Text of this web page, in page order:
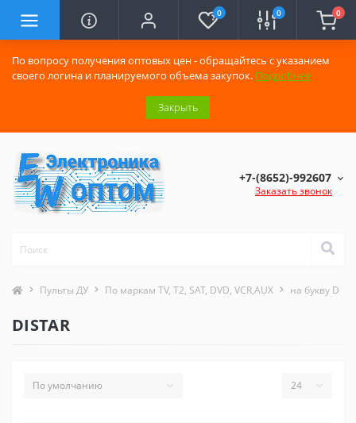
По вопросу получения оптовых цен - обращайтесь с указанием
своего логина и планируемого объема закупок. Подробнее
Закрыть
0 0 0
+7-(8652)-992607
Заказать звонок
Пульты ДУ По маркам TV, T2, SAT, DVD, VCR,AUX на букву D
DISTAR